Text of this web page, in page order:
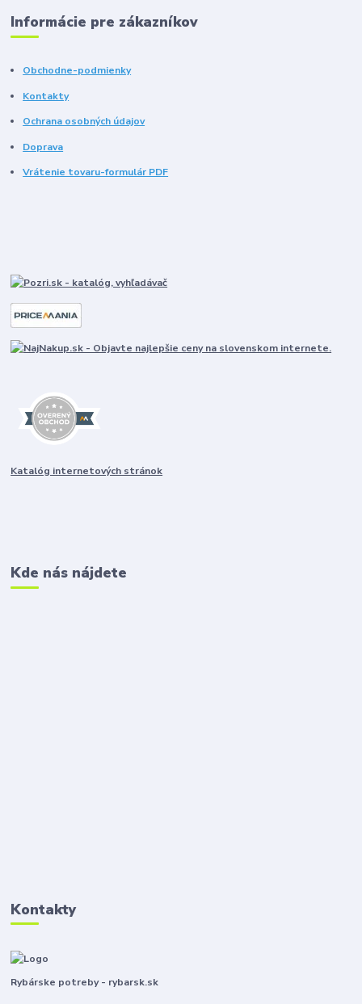
Informácie pre zákazníkov
Obchodne-podmienky
Kontakty
Ochrana osobných údajov
Doprava
Vrátenie tovaru-formulár PDF
Katalóg internetových stránok
Kde nás nájdete
Kontakty
Rybárske potreby - rybarsk.sk